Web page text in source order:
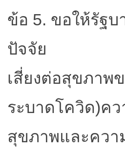
ข้อ 5. ขอให้รัฐ
ปัจจัย
เสี่ยงต่อสุขภาพ
ระบาดโควิด)คว
สุขภาพและควา